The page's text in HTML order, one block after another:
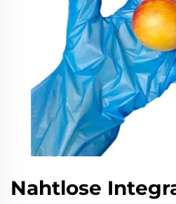
Nahtlose